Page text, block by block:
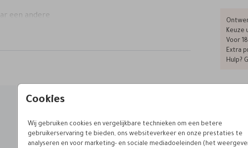
Cookies
Wij gebruiken cookies en vergelijkbare technieken om een betere
gebruikerservaring te bieden, ons websiteverkeer en onze prestaties te
analyseren en voor marketing- en sociale mediadoeleinden (het
een andere
in een
Keuze
Voor
Extra
Hulp?